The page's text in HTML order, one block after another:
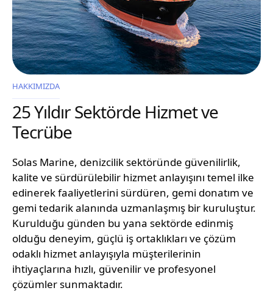
HAKKIMIZDA
25 Yıldır Sektörde Hizmet ve
Tecrübe
Solas Marine, denizcilik sektöründe güvenilirlik,
kalite ve sürdürülebilir hizmet anlayışını temel ilke
edinerek faaliyetlerini sürdüren, gemi donatım ve
gemi tedarik alanında uzmanlaşmış bir kuruluştur.
Kurulduğu günden bu yana sektörde edinmiş
olduğu deneyim, güçlü iş ortaklıkları ve çözüm
odaklı hizmet anlayışıyla müşterilerinin
ihtiyaçlarına hızlı, güvenilir ve profesyonel
çözümler sunmaktadır.